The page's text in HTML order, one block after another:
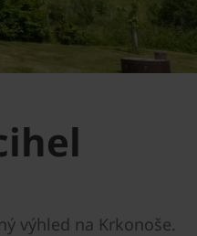
výhled na Krkonoše.